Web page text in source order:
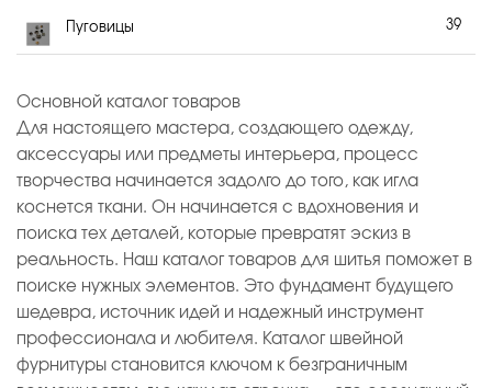
Пуговицы 39
Основной каталог товаров
Для настоящего мастера, создающего одежду,
аксессуары или предметы интерьера, процесс
творчества начинается задолго до того, как игла
коснется ткани. Он начинается с вдохновения и
поиска тех деталей, которые превратят эскиз в
реальность. Наш каталог товаров для шитья поможет в
поиске нужных элементов. Это фундамент будущего
шедевра, источник идей и надежный инструмент
профессионала и любителя. Каталог швейной
фурнитуры становится ключом к безграничным